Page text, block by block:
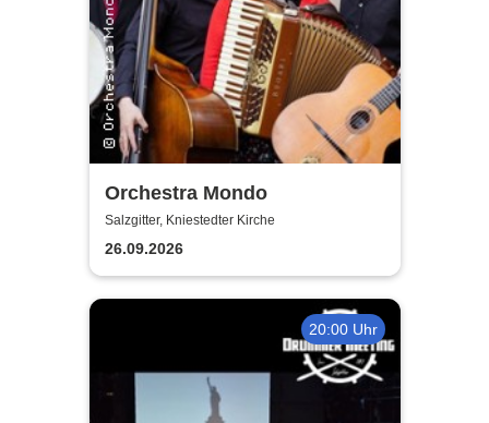
Orchestra Mondo
Salzgitter, Kniestedter Kirche
26.09.2026
20:00 Uhr